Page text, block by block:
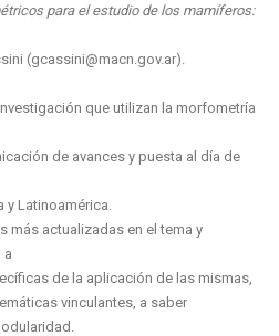
para el estudio de los mamíferos:
(gcassini@macn.gov.ar).
que utilizan la morfometría
de avances y puesta al día de
Latinoamérica.
más actualizadas en el tema y
a
de la aplicación de las mismas,
vinculantes, a saber